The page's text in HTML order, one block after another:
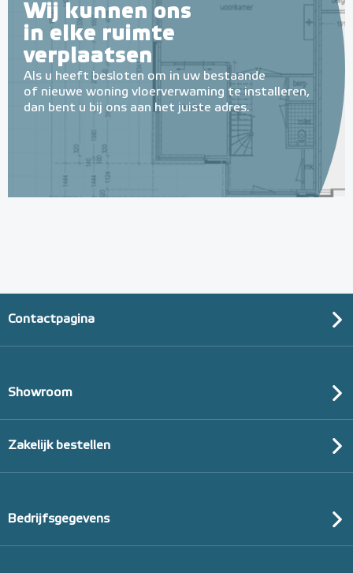
Wij kunnen ons
in elke ruimte
verplaatsen
Als u heeft besloten om in uw bestaande
of nieuwe woning vloerverwaming te installeren,
dan bent u bij ons aan het juiste adres.
Contactpagina
Showroom
Zakelijk bestellen
Bedrijfsgegevens